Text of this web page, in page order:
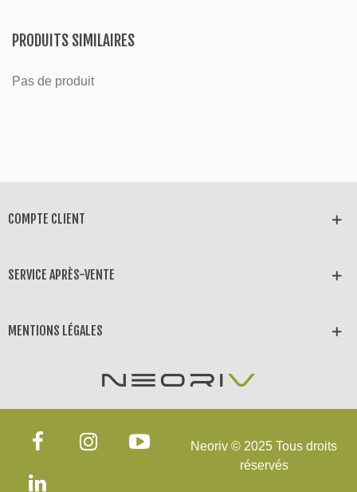
PRODUITS SIMILAIRES
Pas de produit
COMPTE CLIENT
SERVICE APRÈS-VENTE
MENTIONS LÉGALES
Neoriv © 2025 Tous droits
réservés